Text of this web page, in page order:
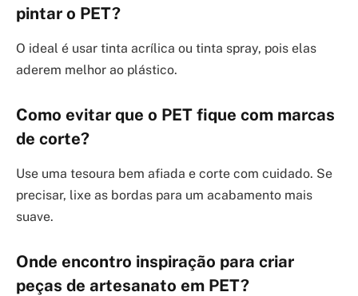
pintar o PET?
O ideal é usar tinta acrílica ou tinta spray, pois elas
aderem melhor ao plástico.
Como evitar que o PET fique com marcas
de corte?
Use uma tesoura bem afiada e corte com cuidado. Se
precisar, lixe as bordas para um acabamento mais
suave.
Onde encontro inspiração para criar
peças de artesanato em PET?